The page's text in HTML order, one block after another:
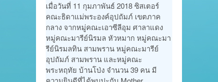
เมื่อวันที่ 11 กุมภาพันธ์ 2018 ซิสเตอร์
คณะธิดาแม่พระองค์อุปถัมภ์ เขตภาค
กลาง จากหมู่คณะเอาซีลีอุม ศาลาแดง
หมู่คณะมารีย์นิรมล หัวหมาก หมู่คณะมา
รีย์นิรมลทิน สามพราน หมู่คณะมารีย์
อุปถัมภ์ สามพราน และหมู่คณะ
พระหฤทัย บ้านโป่ง จำนวน 39 คน มี